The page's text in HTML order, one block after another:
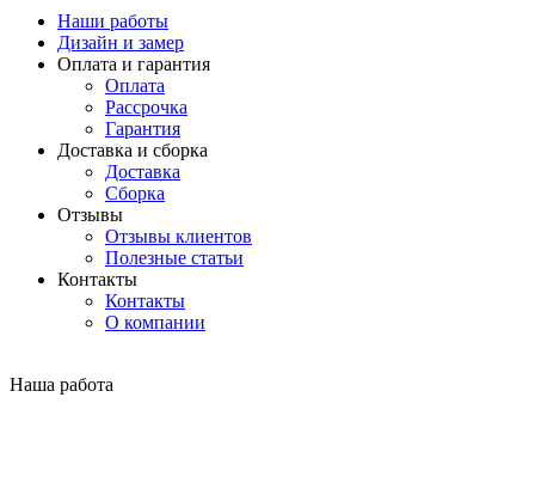
Наши работы
Дизайн и замер
Оплата и гарантия
Оплата
Рассрочка
Гарантия
Доставка и сборка
Доставка
Сборка
Отзывы
Отзывы клиентов
Полезные статьи
Контакты
Контакты
О компании
Наша работа